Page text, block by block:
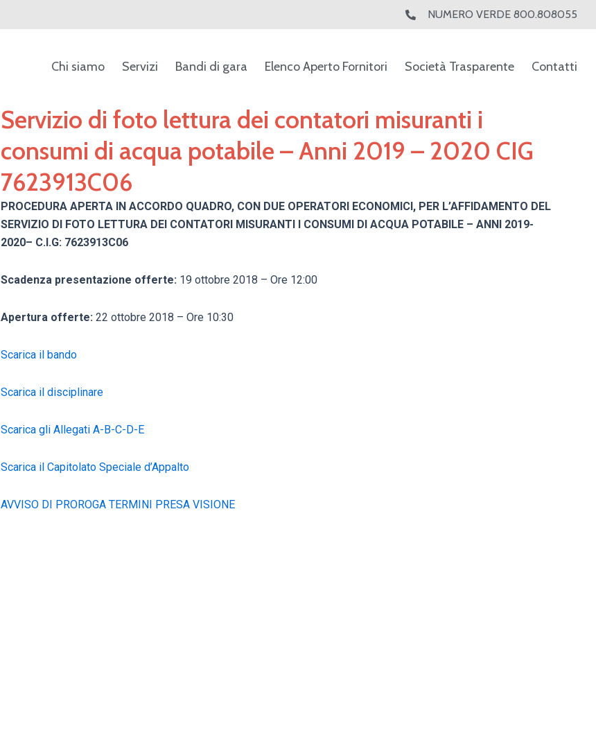
NUMERO VERDE 800.808055
Chi siamo Servizi Bandi di gara Elenco Aperto Fornitori Società Trasparente Contatti
Servizio di foto lettura dei contatori misuranti i
consumi di acqua potabile – Anni 2019 – 2020 CIG
7623913C06
PROCEDURA APERTA IN ACCORDO QUADRO, CON DUE OPERATORI ECONOMICI, PER L’AFFIDAMENTO DEL
SERVIZIO DI FOTO LETTURA DEI CONTATORI MISURANTI I CONSUMI DI ACQUA POTABILE – ANNI 2019-
2020– C.I.G: 7623913C06
Scadenza presentazione offerte: 19 ottobre 2018 – Ore 12:00
Apertura offerte: 22 ottobre 2018 – Ore 10:30
Scarica il bando
Scarica il disciplinare
Scarica gli Allegati A-B-C-D-E
Scarica il Capitolato Speciale d’Appalto
AVVISO DI PROROGA TERMINI PRESA VISIONE